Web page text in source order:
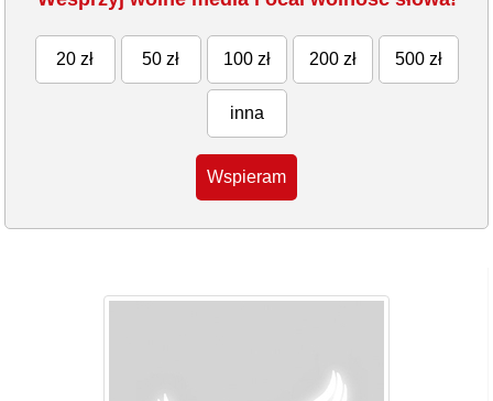
20 zł 50 zł 100 zł 200 zł 500 zł
inna
Wspieram